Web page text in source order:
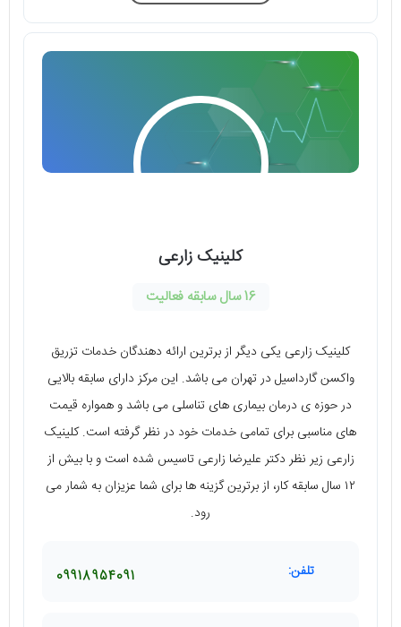
کلینیک زارعی
16 سال سابقه فعالیت
کلینیک زارعی یکی دیگر از برترین ارائه دهندگان خدمات تزریق
واکسن گارداسیل در تهران می ‌باشد. این مرکز دارای سابقه بالایی
در حوزه ‌ی درمان بیماری ‌های تناسلی می باشد و همواره قیمت
‌های مناسبی برای تمامی خدمات خود در نظر گرفته است. کلینیک
زارعی زیر نظر دکتر علیرضا زارعی تاسیس شده است و با بیش از
۱۲ سال سابقه کار، از برترین گزینه‌ ‌ها برای شما عزیزان به شمار می
‌رود.
تلفن: 09918954091